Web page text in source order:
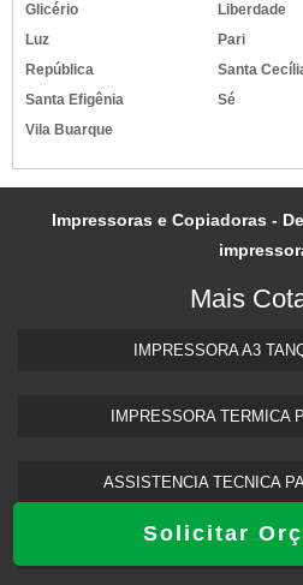
Solicitar
Glicério
Liberdade
Luz
Pari
República
Santa
Santa Efigênia
Sé
Vila Buarque
Impressoras e Copiadoras -
Mais
IMPRESSORA A3
IMPRESSORA TERMICA
ASSISTENCIA TECNICA
ASSISTENCIA TECNICA